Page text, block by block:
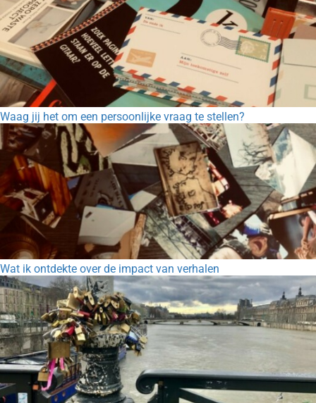
Waag jij het om een persoonlijke vraag te stellen?
Wat ik ontdekte over de impact van verhalen